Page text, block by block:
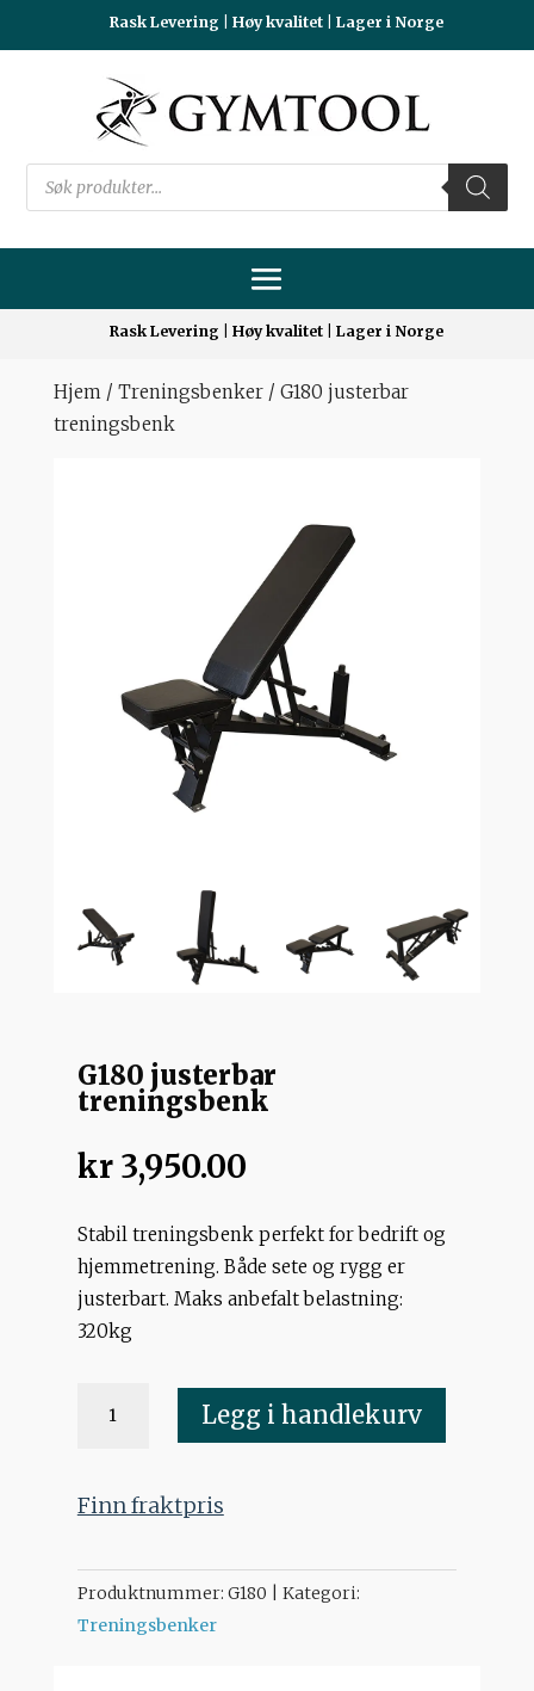
Rask Levering | Høy kvalitet | Lager i Norge
Products
search
Rask Levering | Høy kvalitet | Lager i Norge
Hjem/ Treningsbenker/ G180 justerbar
treningsbenk
G180 justerbar
treningsbenk
kr3,950.00
Stabil treningsbenk perfekt for bedrift og
hjemmetrening. Både sete og rygg er
justerbart. Maks anbefalt belastning:
320kg
justerbar
antall
Legg i handlekurv
Finn fraktpris
Produktnummer: G180
Kategori:
Treningsbenker